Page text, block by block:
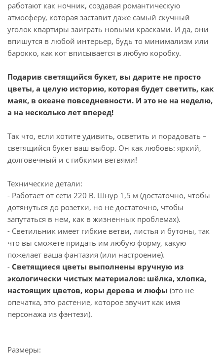
работают как ночник, создавая романтическую
атмосферу, которая заставит даже самый скучный
уголок квартиры заиграть новыми красками. И да, они
впишутся в любой интерьер, будь то минимализм или
барокко, как кот вписывается в любую коробку.
Подарив светящийся букет, вы дарите не просто
цветы, а целую историю, которая будет светить, как
маяк, в океане повседневности. И это не на неделю,
а на несколько лет вперед!
Так что, если хотите удивить, осветить и порадовать –
светящийся букет ваш выбор. Он как любовь: яркий,
долговечный и с гибкими ветвями!
Технические детали:
- Работает от сети 220 В. Шнур 1,5 м (достаточно, чтобы
дотянуться до розетки, но не достаточно, чтобы
запутаться в нем, как в жизненных проблемах).
- Светильник имеет гибкие ветви, листья и бутоны, так
что вы сможете придать им любую форму, какую
пожелает ваша фантазия (или настроение).
- Светящиеся цветы выполнены вручную из
экологически чистых материалов: шёлка, хлопка,
настоящих цветов, коры дерева и люфы (это не
опечатка, это растение, которое звучит как имя
персонажа из фэнтези).
Размеры: